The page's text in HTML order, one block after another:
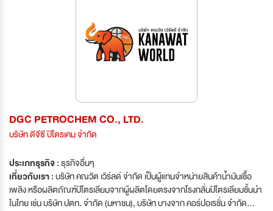
DGC PETROCHEM CO., LTD.
บริษัท ดีจีซี ปิโตรเคม จำกัด
ประเภทธุรกิจ :ธุรกิจอื่นๆ
เกี่ยวกับเรา :บริษัท คณวัต เวิร์ลด์ จำกัด เป็นผู้แทนจำหน่ายสินค้าน้ำมันเชื้อ
เพลิง หรือผลิตภัณฑ์ปิโตรเลียมจากผู้ผลิตโดยตรงจากโรงกลั่นปิโตรเลียมชั้นนำ
ในไทย เช่น บริษัท ปตท. จำกัด (มหาชน), บริษัท บางจาก คอร์ปอเรชั่น จำกัด